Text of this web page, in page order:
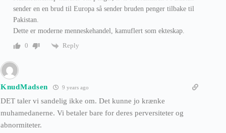
sender en en brud til Europa så sender bruden penger tilbake til
Pakistan.
Dette er moderne menneskehandel, kamuflert som ekteskap.
0
Reply
KnudMadsen 9 years ago
DET taler vi sandelig ikke om. Det kunne jo krænke
muhamedanerne. Vi betaler bare for deres perversiteter og
abnormiteter.